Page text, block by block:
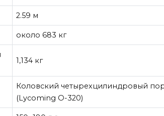
2.59 м
около 683 кг
1,134 кг
Коловский четырехцилиндровый
(Lycoming O-320)